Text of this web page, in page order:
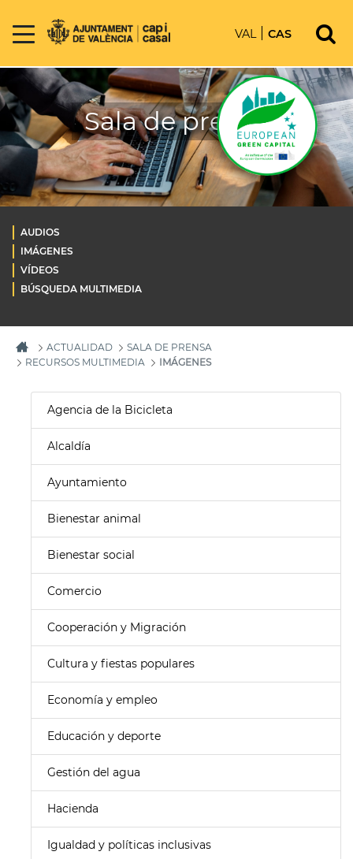
VAL CAS
Sala de prensa
AUDIOS
IMÁGENES
VÍDEOS
BÚSQUEDA MULTIMEDIA
ACTUALIDAD
SALA DE PRENSA
RECURSOS MULTIMEDIA
IMÁGENES
Agencia de la Bicicleta
Alcaldía
Ayuntamiento
Bienestar animal
Bienestar social
Comercio
Cooperación y Migración
Cultura y fiestas populares
Economía y empleo
Educación y deporte
Gestión del agua
Hacienda
Igualdad y políticas inclusivas